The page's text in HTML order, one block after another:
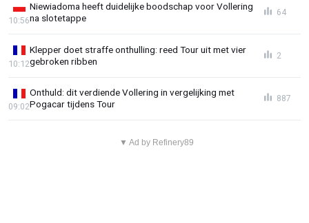
Niewiadoma heeft duidelijke boodschap voor Vollering
na slotetappe
10:56
64
Klepper doet straffe onthulling: reed Tour uit met vier
gebroken ribben
10:12
2
Onthuld: dit verdiende Vollering in vergelijking met
Pogacar tijdens Tour
09:02
887
▼ Ad by Refinery89